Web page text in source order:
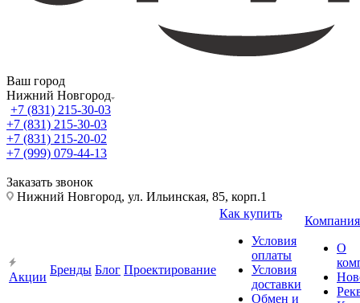
Ваш город
Нижний Новгород
+7 (831) 215-30-03
+7 (831) 215-30-03
+7 (831) 215-20-02
+7 (999) 079-44-13
Заказать звонок
Нижний Новгород, ул. Ильинская, 85, корп.1
Акции
Бренды Блог Проектирование
Как купить
Условия
оплаты
Условия
доставки
Обмен и
Компания
О